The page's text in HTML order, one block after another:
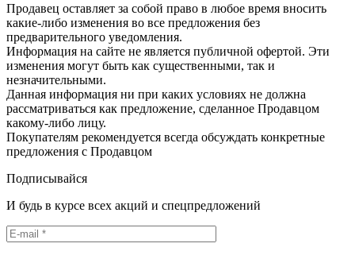
Продавец оставляет за собой право в любое время вносить
какие-либо изменения во все предложения без
предварительного уведомления.
Информация на сайте не является публичной офертой. Эти
изменения могут быть как существенными, так и
незначительными.
Данная информация ни при каких условиях не должна
рассматриваться как предложение, сделанное Продавцом
какому-либо лицу.
Покупателям рекомендуется всегда обсуждать конкретные
предложения с Продавцом
Подписывайся
И будь в курсе всех акций и спецпредложений